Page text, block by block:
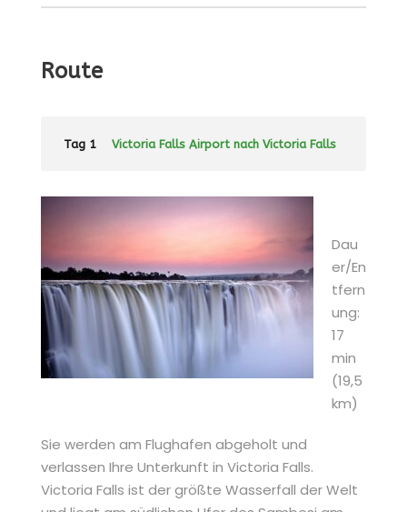
Route
Tag 1 Victoria Falls Airport nach Victoria Falls
Dau
er/En
tfern
ung:
17
min
(19,5
km)
Sie werden am Flughafen abgeholt und
verlassen Ihre Unterkunft in Victoria Falls.
Victoria Falls ist der größte Wasserfall der Welt